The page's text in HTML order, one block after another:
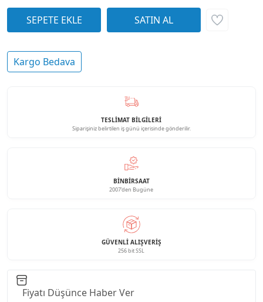
Kargo Bedava
TESLİMAT BİLGİLERİ
Siparişiniz belirtilen iş günü içerisinde gönderilir.
BINBIRSAAT
2007'den Bugüne
GÜVENLI ALIŞVERIŞ
256 bit SSL
Fiyatı Düşünce Haber Ver